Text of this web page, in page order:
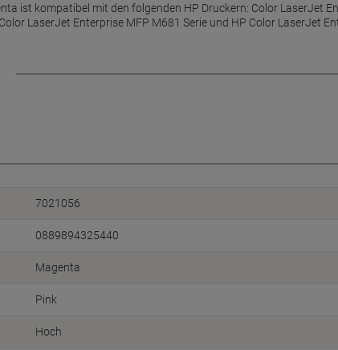
ist kompatibel mit den folgenden HP Druckern: Color LaserJet
LaserJet Enterprise MFP M681 Serie und HP Color LaserJet
7021056
0889894325440
Magenta
Pink
Hoch